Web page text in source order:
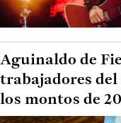
Aguinaldo de
trabajadores del
los montos de